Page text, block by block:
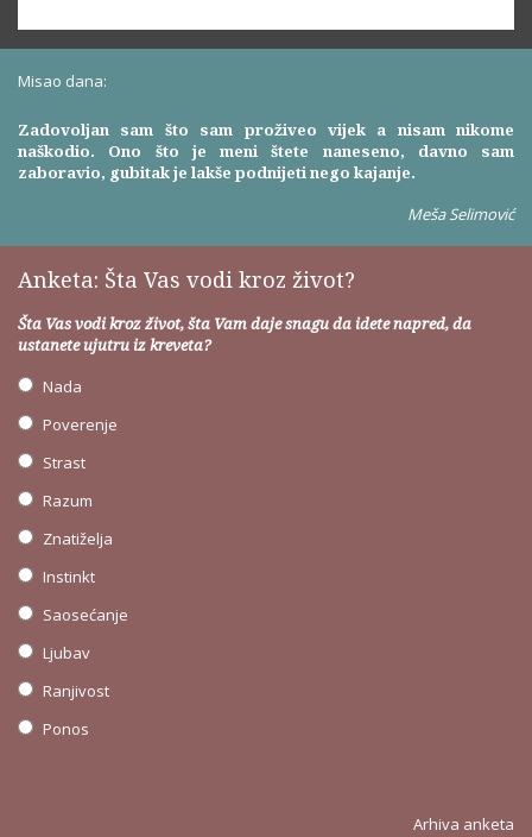
Misao dana:
Zadovoljan sam što sam proživeo vijek a nisam nikome
naškodio. Ono što je meni štete naneseno, davno sam
zaboravio, gubitak je lakše podnijeti nego kajanje.
Meša Selimović
Anketa: Šta Vas vodi kroz život?
Šta Vas vodi kroz život, šta Vam daje snagu da idete napred, da
ustanete ujutru iz kreveta?
Nada
Poverenje
Strast
Razum
Znatiželja
Instinkt
Saosećanje
Ljubav
Ranjivost
Ponos
Arhiva anketa